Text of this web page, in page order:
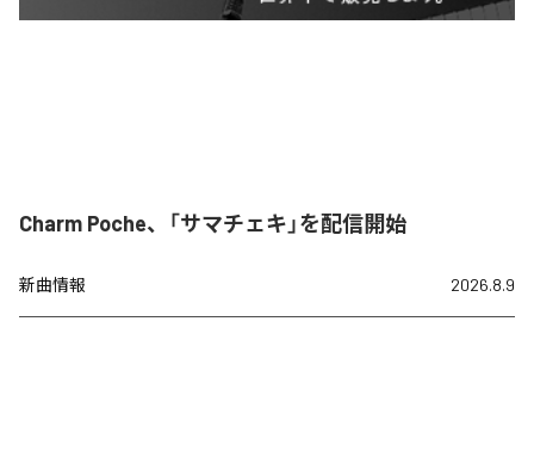
Charm Poche、「サマチェキ」を配信開始
新曲情報 2026.8.9